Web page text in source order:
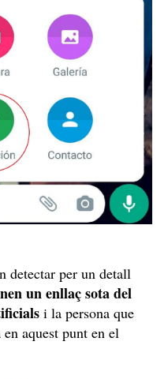
detectar per un detall
un enllaç sota del
i la persona que
aquest punt en el